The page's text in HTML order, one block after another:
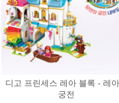
디고 프린세스 레아 블록 - 레
궁전